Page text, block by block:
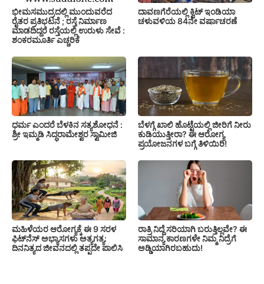
ಭೀಮಸಮುದ್ರದಲ್ಲಿ ಮುಂದುವರೆದ
ರೈತರ ಪ್ರತಿಭಟನೆ ; ರಸ್ತೆ ನಿರ್ಮಾಣ
ಮಾಡದಿದ್ದರೆ ರಸ್ತೆಯಲ್ಲಿ ಉರುಳು ಸೇವೆ :
ಶಂಕರಮೂರ್ತಿ ಎಚ್ಚರಿಕೆ
ದಾವಣಗೆರೆಯಲ್ಲಿ ಕ್ವಿಟ್ ಇಂಡಿಯಾ
ಚಳುವಳಿಯ 84ನೇ ವರ್ಷಾಚರಣೆ
ಧರ್ಮ ಎಂದರೆ ಬೆಳಕಿನ ಸತ್ಯಶೋಧನೆ :
ಶ್ರೀ ಇಮ್ಮಡಿ ಸಿದ್ಧರಾಮೇಶ್ವರ ಸ್ವಾಮೀಜಿ
ಬೆಳಗ್ಗೆ ಖಾಲಿ ಹೊಟ್ಟೆಯಲ್ಲಿ ಜೀರಿಗೆ ನೀರು
ಕುಡಿಯುತ್ತೀರಾ? ಈ ಆರೋಗ್ಯ
ಪ್ರಯೋಜನಗಳ ಬಗ್ಗೆ ತಿಳಿಯಿರಿ!
ಮಹಿಳೆಯರ ಆರೋಗ್ಯಕ್ಕೆ ಈ 9 ಸರಳ
ಫಿಟ್‌ನೆಸ್‌ ಅಭ್ಯಾಸಗಳು ಅತ್ಯಗತ್ಯ:
ದಿನನಿತ್ಯದ ಜೀವನದಲ್ಲಿ ತಪ್ಪದೇ ಪಾಲಿಸಿ
ರಾತ್ರಿ ನಿದ್ದೆ ಸರಿಯಾಗಿ ಬರುತ್ತಿಲ್ಲವೇ? ಈ
ಸಾಮಾನ್ಯ ಕಾರಣಗಳೇ ನಿಮ್ಮ ನಿದ್ರೆಗೆ
ಅಡ್ಡಿಯಾಗಿರಬಹುದು!